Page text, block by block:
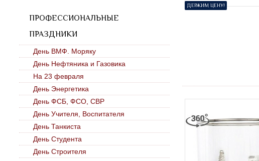
ПРОФЕССИОНАЛЬНЫЕ
ПРАЗДНИКИ
День ВМФ. Моряку
День Нефтяника и Газовика
На 23 февраля
День Энергетика
День ФСБ, ФСО, СВР
День Учителя, Воспитателя
День Танкиста
День Студента
День Строителя
ДЕРЖИМ ЦЕНУ!